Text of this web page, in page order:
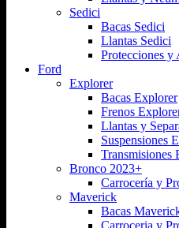
Sedici
Bacas Sedici
Llantas Sedici
Protecciones y
Ford
Explorer
Bacas Explorer
Frenos
Llantas y
Suspensiones
Transmisiones
Bronco 2023+
Carrocería y
Maverick
Bacas
Carroceria y